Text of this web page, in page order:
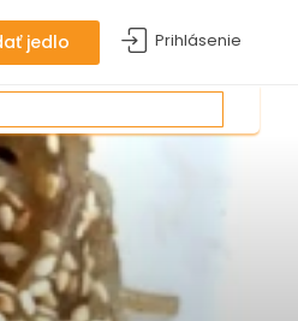
Prihlásenie
jedlo